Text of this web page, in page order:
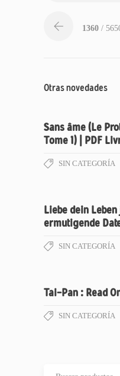
1360 /
Otras novedades
Sans âme (Le
Tome 1) | PDF
SIN CATEGORÍA
Liebe dein
ermutigende
SIN CATEGORÍA
Tai-Pan : Read
SIN CATEGORÍA